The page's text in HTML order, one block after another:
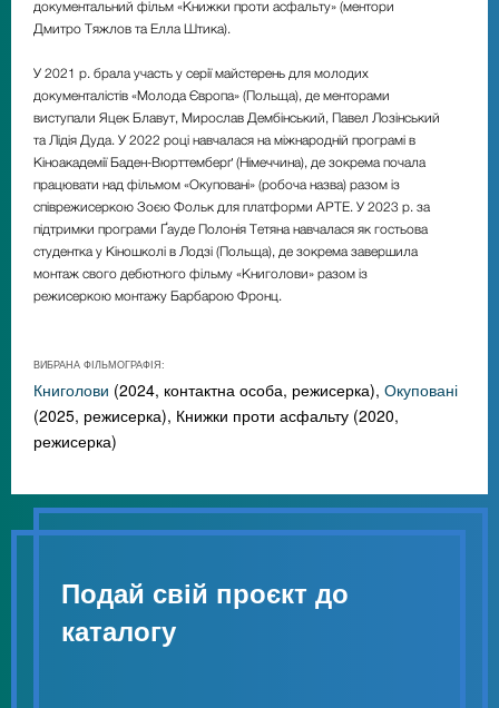
документальний фільм «Книжки проти асфальту» (ментори
Дмитро Тяжлов та Елла Штика).
У 2021 р. брала участь у серії майстерень для молодих
документалістів «Молода Європа» (Польща), де менторами
виступали Яцек Блавут, Мирослав Дембінський, Павел Лозінський
та Лідія Дуда. У 2022 році навчалася на міжнародній програмі в
Кіноакадемії Баден-Вюрттемберґ (Німеччина), де зокрема почала
працювати над фільмом «Окуповані» (робоча назва) разом із
співрежисеркою Зоєю Фольк для платформи АРТЕ. У 2023 р. за
підтримки програми Ґауде Полонія Тетяна навчалася як гостьова
студентка у Кіношколі в Лодзі (Польща), де зокрема завершила
монтаж свого дебютного фільму «Книголови» разом із
режисеркою монтажу Барбарою Фронц.
ВИБРАНА ФІЛЬМОГРАФІЯ:
Книголови (2024, контактна особа, режисерка), Окуповані
(2025, режисерка), Книжки проти асфальту (2020,
режисерка)
Подай свій проєкт до
каталогу